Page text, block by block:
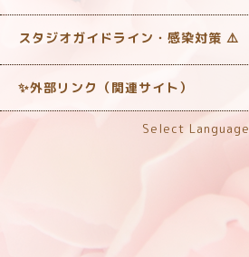
スタジオガイドライン・感染対策 ‎⚠️
✨外部リンク（関連サイト）
Select Language